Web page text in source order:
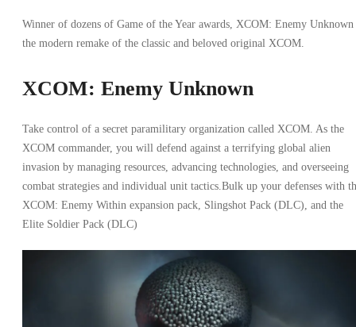
Winner of dozens of Game of the Year awards, XCOM: Enemy Unknown
the modern remake of the classic and beloved original XCOM.
XCOM: Enemy Unknown
Take control of a secret paramilitary organization called XCOM. As the
XCOM commander, you will defend against a terrifying global alien
invasion by managing resources, advancing technologies, and overseeing
combat strategies and individual unit tactics.Bulk up your defenses with
XCOM: Enemy Within expansion pack, Slingshot Pack (DLC), and the
Elite Soldier Pack (DLC)